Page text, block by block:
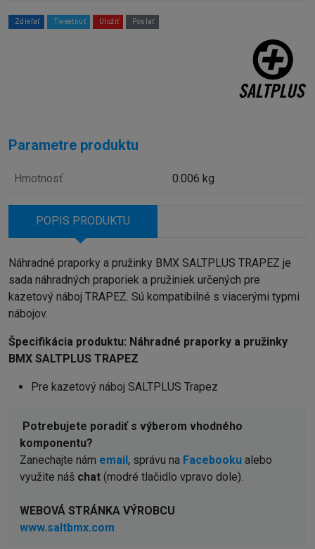
Zdieľať Tweetnuť Uložiť Poslať
Parametre produktu
Hmotnosť 0.006 kg
POPIS PRODUKTU
Náhradné praporky a pružinky BMX SALTPLUS TRAPEZ je
sada náhradných praporiek a pružiniek určených pre
kazetový náboj TRAPEZ. Sú kompatibilné s viacerými typmi
nábojov.
Špecifikácia produktu: Náhradné praporky a pružinky
BMX SALTPLUS TRAPEZ
Pre kazetový náboj SALTPLUS Trapez
Potrebujete poradiť s výberom vhodného
komponentu?
Zanechajte nám email, správu na Facebooku alebo
využite náš chat (modré tlačidlo vpravo dole).
WEBOVÁ STRÁNKA VÝROBCU
www.saltbmx.com